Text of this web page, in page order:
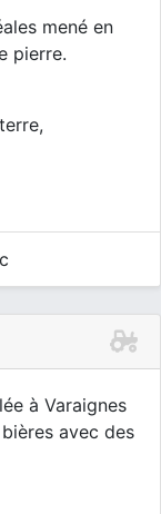
mené en
pierre.
à Varaignes
avec des